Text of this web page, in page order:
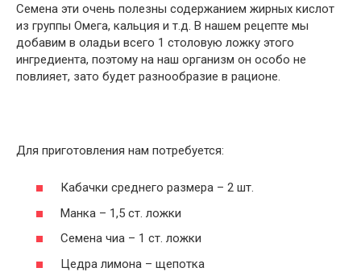
Семена эти очень полезны содержанием жирных кислот
из группы Омега, кальция и т.д. В нашем рецепте мы
добавим в оладьи всего 1 столовую ложку этого
ингредиента, поэтому на наш организм он особо не
повлияет, зато будет разнообразие в рационе.
Для приготовления нам потребуется:
Кабачки среднего размера – 2 шт.
Манка – 1,5 ст. ложки
Семена чиа – 1 ст. ложки
Цедра лимона – щепотка